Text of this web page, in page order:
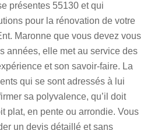
présentes 55130 et qui
pour la rénovation de votre
Maronne que vous devez vous
années, elle met au service des
et son savoir-faire. La
qui se sont adressés à lui
sa polyvalence, qu’il doit
plat, en pente ou arrondie. Vous
un devis détaillé et sans